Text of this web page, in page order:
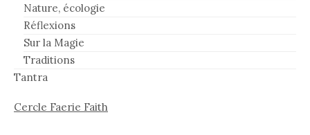
Nature, écologie
Réflexions
Sur la Magie
Traditions
Tantra
Cercle Faerie Faith